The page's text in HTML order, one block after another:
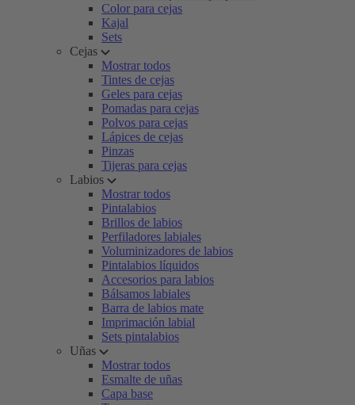
Color para cejas
Kajal
Sets
Cejas
Mostrar todos
Tintes de cejas
Geles para cejas
Pomadas para cejas
Polvos para cejas
Lápices de cejas
Pinzas
Tijeras para cejas
Labios
Mostrar todos
Pintalabios
Brillos de labios
Perfiladores labiales
Voluminizadores de labios
Pintalabios líquidos
Accesorios para labios
Bálsamos labiales
Barra de labios mate
Imprimación labial
Sets pintalabios
Uñas
Mostrar todos
Esmalte de uñas
Capa base